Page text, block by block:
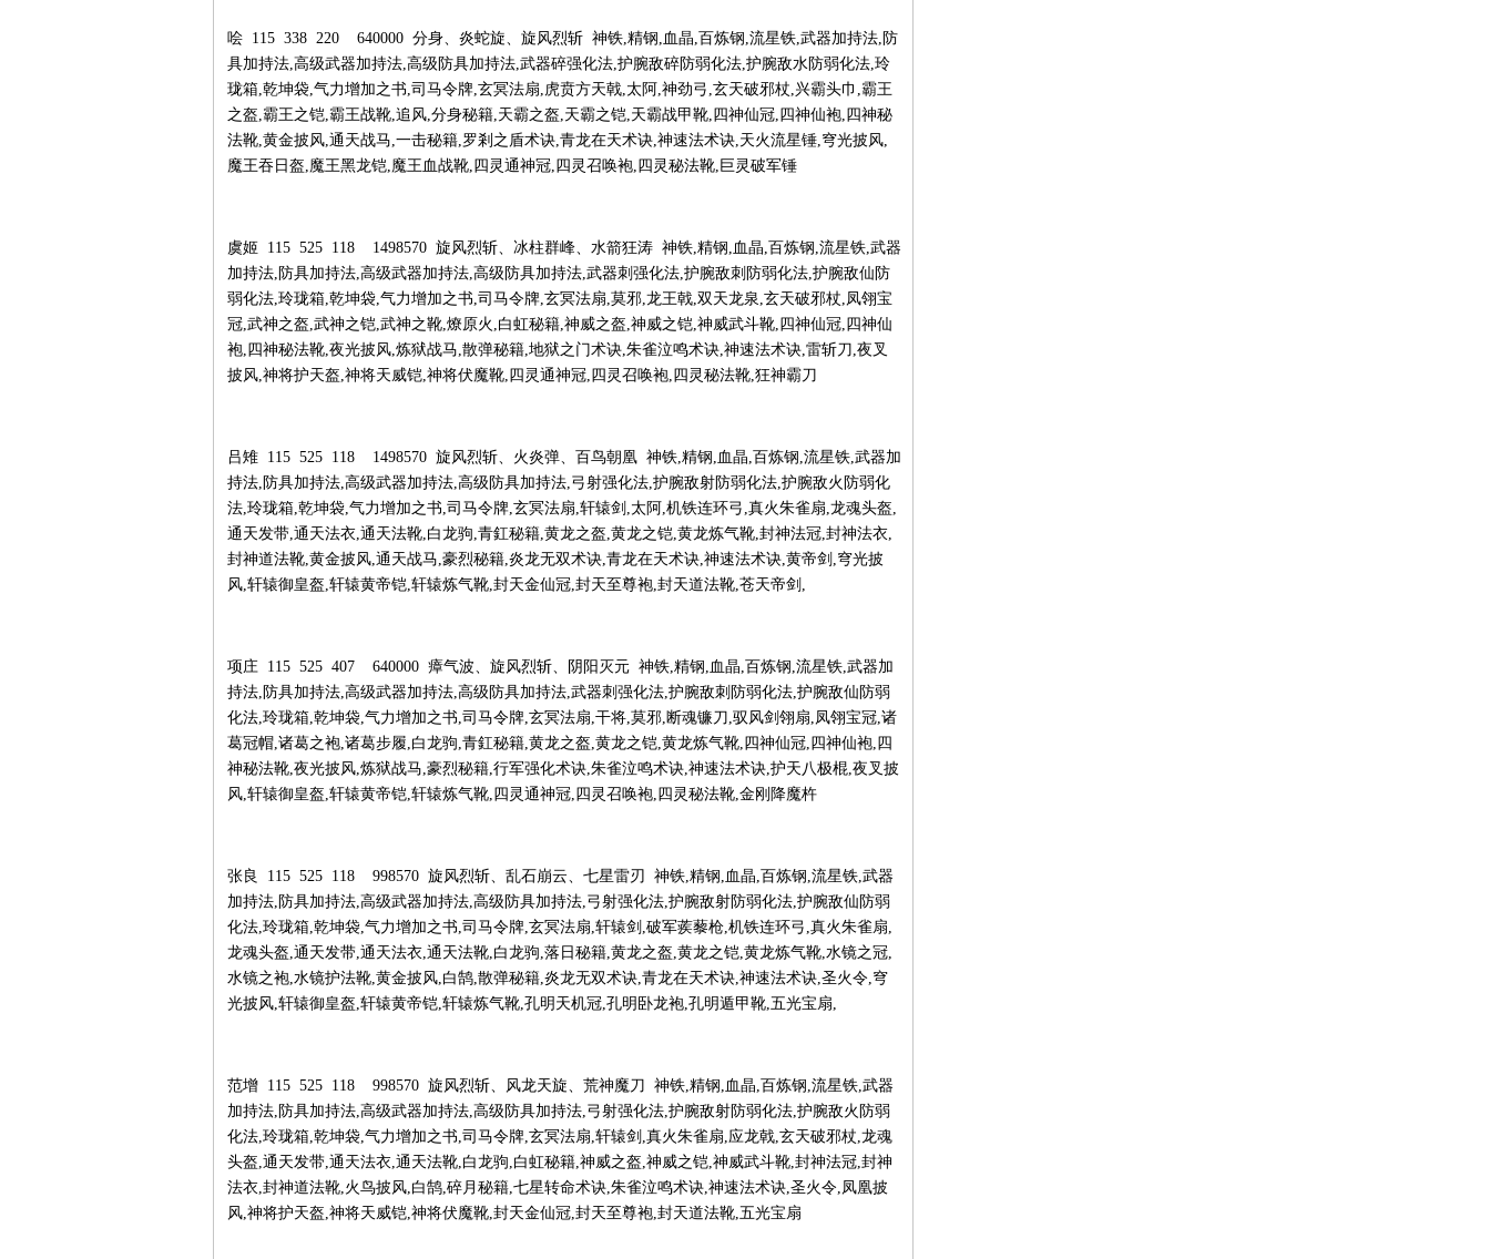
哙 115 338 220 640000 分身、炎蛇旋、旋风烈斩 神铁,精钢,血晶,百炼钢,流星铁,武器加持法,防
具加持法,高级武器加持法,高级防具加持法,武器碎强化法,护腕敌碎防弱化法,护腕敌水防弱化法,玲
珑箱,乾坤袋,气力增加之书,司马令牌,玄冥法扇,虎贲方天戟,太阿,神劲弓,玄天破邪杖,兴霸头巾,霸王
之盔,霸王之铠,霸王战靴,追风,分身秘籍,天霸之盔,天霸之铠,天霸战甲靴,四神仙冠,四神仙袍,四神秘
法靴,黄金披风,通天战马,一击秘籍,罗剎之盾术诀,青龙在天术诀,神速法术诀,天火流星锤,穹光披风,
魔王吞日盔,魔王黑龙铠,魔王血战靴,四灵通神冠,四灵召唤袍,四灵秘法靴,巨灵破军锤
虞姬 115 525 118 1498570 旋风烈斩、冰柱群峰、水箭狂涛 神铁,精钢,血晶,百炼钢,流星铁,武器
加持法,防具加持法,高级武器加持法,高级防具加持法,武器刺强化法,护腕敌刺防弱化法,护腕敌仙防
弱化法,玲珑箱,乾坤袋,气力增加之书,司马令牌,玄冥法扇,莫邪,龙王戟,双天龙泉,玄天破邪杖,凤翎宝
冠,武神之盔,武神之铠,武神之靴,燎原火,白虹秘籍,神威之盔,神威之铠,神威武斗靴,四神仙冠,四神仙
袍,四神秘法靴,夜光披风,炼狱战马,散弹秘籍,地狱之门术诀,朱雀泣鸣术诀,神速法术诀,雷斩刀,夜叉
披风,神将护天盔,神将天威铠,神将伏魔靴,四灵通神冠,四灵召唤袍,四灵秘法靴,狂神霸刀
吕雉 115 525 118 1498570 旋风烈斩、火炎弹、百鸟朝凰 神铁,精钢,血晶,百炼钢,流星铁,武器加
持法,防具加持法,高级武器加持法,高级防具加持法,弓射强化法,护腕敌射防弱化法,护腕敌火防弱化
法,玲珑箱,乾坤袋,气力增加之书,司马令牌,玄冥法扇,轩辕剑,太阿,机铁连环弓,真火朱雀扇,龙魂头盔,
通天发带,通天法衣,通天法靴,白龙驹,青釭秘籍,黄龙之盔,黄龙之铠,黄龙炼气靴,封神法冠,封神法衣,
封神道法靴,黄金披风,通天战马,豪烈秘籍,炎龙无双术诀,青龙在天术诀,神速法术诀,黄帝剑,穹光披
风,轩辕御皇盔,轩辕黄帝铠,轩辕炼气靴,封天金仙冠,封天至尊袍,封天道法靴,苍天帝剑,
项庄 115 525 407 640000 瘴气波、旋风烈斩、阴阳灭元 神铁,精钢,血晶,百炼钢,流星铁,武器加
持法,防具加持法,高级武器加持法,高级防具加持法,武器刺强化法,护腕敌刺防弱化法,护腕敌仙防弱
化法,玲珑箱,乾坤袋,气力增加之书,司马令牌,玄冥法扇,干将,莫邪,断魂镰刀,驭风剑翎扇,凤翎宝冠,诸
葛冠帽,诸葛之袍,诸葛步履,白龙驹,青釭秘籍,黄龙之盔,黄龙之铠,黄龙炼气靴,四神仙冠,四神仙袍,四
神秘法靴,夜光披风,炼狱战马,豪烈秘籍,行军强化术诀,朱雀泣鸣术诀,神速法术诀,护天八极棍,夜叉披
风,轩辕御皇盔,轩辕黄帝铠,轩辕炼气靴,四灵通神冠,四灵召唤袍,四灵秘法靴,金刚降魔杵
张良 115 525 118 998570 旋风烈斩、乱石崩云、七星雷刃 神铁,精钢,血晶,百炼钢,流星铁,武器
加持法,防具加持法,高级武器加持法,高级防具加持法,弓射强化法,护腕敌射防弱化法,护腕敌仙防弱
化法,玲珑箱,乾坤袋,气力增加之书,司马令牌,玄冥法扇,轩辕剑,破军蒺藜枪,机铁连环弓,真火朱雀扇,
龙魂头盔,通天发带,通天法衣,通天法靴,白龙驹,落日秘籍,黄龙之盔,黄龙之铠,黄龙炼气靴,水镜之冠,
水镜之袍,水镜护法靴,黄金披风,白鹄,散弹秘籍,炎龙无双术诀,青龙在天术诀,神速法术诀,圣火令,穹
光披风,轩辕御皇盔,轩辕黄帝铠,轩辕炼气靴,孔明天机冠,孔明卧龙袍,孔明遁甲靴,五光宝扇,
范增 115 525 118 998570 旋风烈斩、风龙天旋、荒神魔刀 神铁,精钢,血晶,百炼钢,流星铁,武器
加持法,防具加持法,高级武器加持法,高级防具加持法,弓射强化法,护腕敌射防弱化法,护腕敌火防弱
化法,玲珑箱,乾坤袋,气力增加之书,司马令牌,玄冥法扇,轩辕剑,真火朱雀扇,应龙戟,玄天破邪杖,龙魂
头盔,通天发带,通天法衣,通天法靴,白龙驹,白虹秘籍,神威之盔,神威之铠,神威武斗靴,封神法冠,封神
法衣,封神道法靴,火鸟披风,白鹄,碎月秘籍,七星转命术诀,朱雀泣鸣术诀,神速法术诀,圣火令,凤凰披
风,神将护天盔,神将天威铠,神将伏魔靴,封天金仙冠,封天至尊袍,封天道法靴,五光宝扇